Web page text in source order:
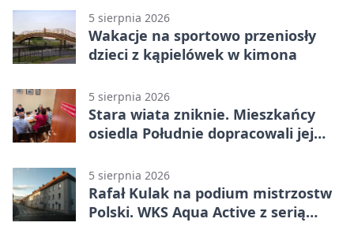
5 sierpnia 2026
Wakacje na sportowo przeniosły
dzieci z kąpielówek w kimona
5 sierpnia 2026
Stara wiata zniknie. Mieszkańcy
osiedla Południe dopracowali jej
5 sierpnia 2026
Rafał Kulak na podium mistrzostw
Polski. WKS Aqua Active z serią